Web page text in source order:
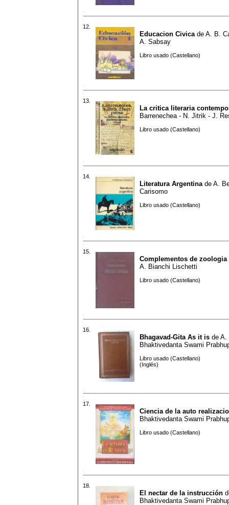
12.
Educacion Civica de A. B.
A. Sabsay
Libro usado (Castellano)
13.
La critica literaria
Barrenechea - N. Jitrik - J.
Libro usado (Castellano)
14.
Literatura Argentina de A.
Carisomo
Libro usado (Castellano)
15.
Complementos de zoologia
A. Bianchi Lischetti
Libro usado (Castellano)
16.
Bhagavad-Gita As it is de A.
Bhaktivedanta Swami
Libro usado (Castellano)
(Inglés)
17.
Ciencia de la auto
Bhaktivedanta Swami
Libro usado (Castellano)
18.
El nectar de la instrucción
Bhaktivedanta Swami